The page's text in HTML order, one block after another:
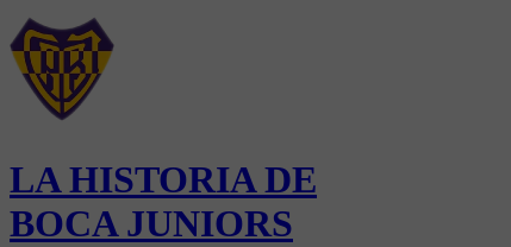
LA HISTORIA DE
BOCA JUNIORS